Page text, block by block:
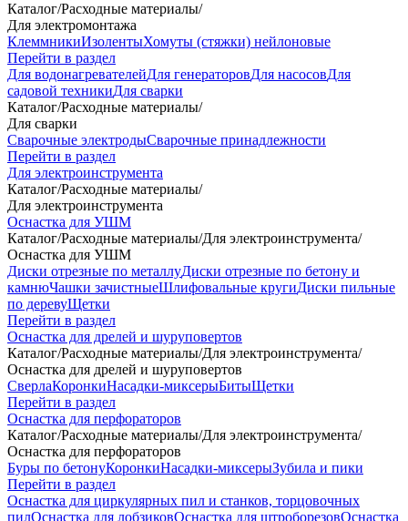
Каталог/Расходные материалы/
Для электромонтажа
КлеммникиИзолентыХомуты (стяжки) нейлоновые
Перейти в раздел
Для водонагревателейДля генераторовДля насосовДля
садовой техникиДля сварки
Каталог/Расходные материалы/
Для сварки
Сварочные электродыСварочные принадлежности
Перейти в раздел
Для электроинструмента
Каталог/Расходные материалы/
Для электроинструмента
Оснастка для УШМ
Каталог/Расходные материалы/Для электроинструмента/
Оснастка для УШМ
Диски отрезные по металлуДиски отрезные по бетону и
камнюЧашки зачистныеШлифовальные кругиДиски пильные
по деревуЩетки
Перейти в раздел
Оснастка для дрелей и шуруповертов
Каталог/Расходные материалы/Для электроинструмента/
Оснастка для дрелей и шуруповертов
СверлаКоронкиНасадки-миксерыБитыЩетки
Перейти в раздел
Оснастка для перфораторов
Каталог/Расходные материалы/Для электроинструмента/
Оснастка для перфораторов
Буры по бетонуКоронкиНасадки-миксерыЗубила и пики
Перейти в раздел
Оснастка для циркулярных пил и станков, торцовочных
пилОснастка для лобзиковОснастка для штроборезовОснастка